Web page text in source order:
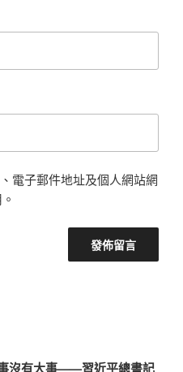
電子郵件地址及個人網站網
沒有大事——習近平總書記